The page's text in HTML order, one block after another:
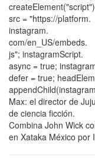
src = "https://platform.
instagram.
com/en_US/embeds.
js"; instagramScript.
async = true;
defer = true;
Max: el director de
de ciencia ficción.
Combina John Wick
en Xataka México por